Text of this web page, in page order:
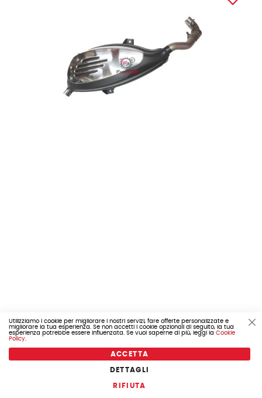
MARMITTA VESPA GTS GT GTV ORIGINALE PIAGGIO
Utilizziamo i cookie per migliorare i nostri servizi, fare offerte personalizzate e
migliorare la tua esperienza. Se non accetti i cookie opzionali di seguito, la tua
esperienza potrebbe essere influenzata. Se vuoi saperne di più, leggi la Cookie
Policy.
ACCETTA
DETTAGLI
RIFIUTA